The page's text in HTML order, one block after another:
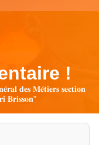
!
𝐝𝐞𝐬 𝐌𝐞́𝐭𝐢𝐞𝐫𝐬 𝐬𝐞𝐜𝐭𝐢𝐨𝐧
𝐁𝐫𝐢𝐬𝐬𝐨𝐧"